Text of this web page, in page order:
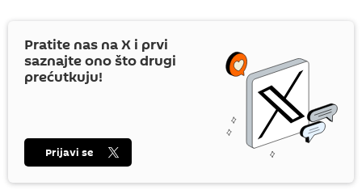
Pratite nas naX i prvi
saznajte ono što drugi
prećutkuju!
Prijavi se